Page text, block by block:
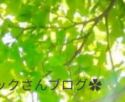
クさんブログ✿